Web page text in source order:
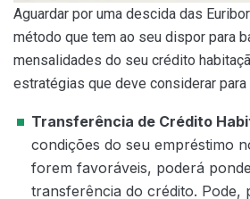
Aguardar por uma descida das
método que tem ao seu dispor para
mensalidades do seu crédito
estratégias que deve considerar
Transferência de Crédito
condições do seu empréstimo
forem favoráveis, poderá
transferência do crédito. Pode,